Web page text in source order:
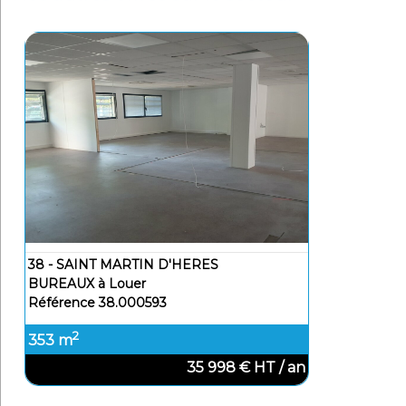
38 - SAINT MARTIN D'HERES
BUREAUX à Louer
Référence 38.000593
353 m2
35 998 € HT / an